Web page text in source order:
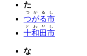
た
つがる市
つがるし
十和田市
とわだし
な